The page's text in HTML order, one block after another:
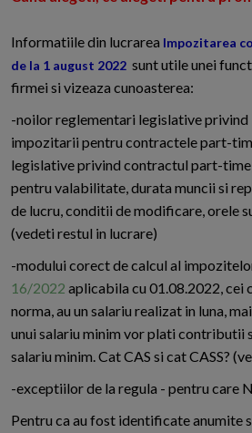
Informatiile din lucrarea Impozitarea
de la 1 august 2022 sunt utile unei
firmei si vizeaza cunoasterea:
-noilor reglementari legislative privind
impozitarii pentru contractele part-
legislative privind contractul part-
pentru valabilitate, durata muncii si
de lucru, conditii de modificare, orele
(vedeti restul in lucrare)
-modului corect de calcul al
16/2022 aplicabila cu 01.08.2022, cei
norma, au un salariu realizat in luna,
unui salariu minim vor plati contributii
salariu minim. Cat CAS si cat CASS?
-exceptiilor de la regula - pentru care
Pentru ca au fost identificate anumite